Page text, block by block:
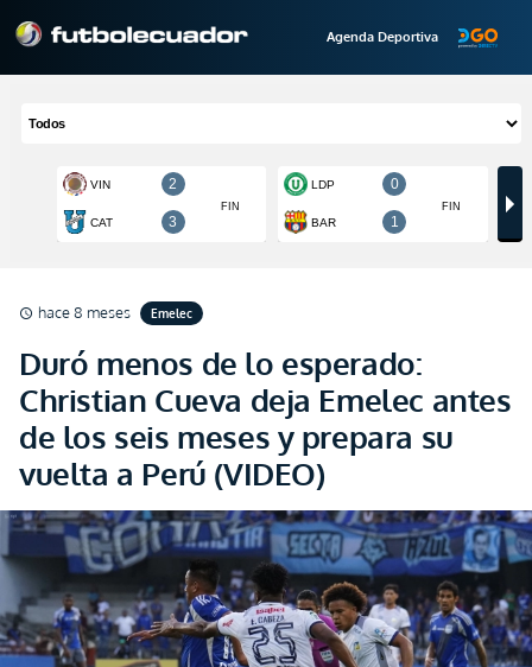
Agenda Deportiva
schedule hace 8 meses Emelec
Duró menos de lo esperado:
Christian Cueva deja Emelec antes
de los seis meses y prepara su
vuelta a Perú (VIDEO)